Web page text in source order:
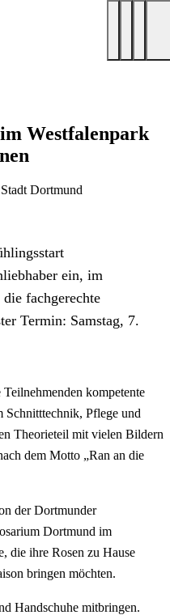
Westfalenpark
Dortmund
ein, im
fachgerechte
Termin: Samstag, 7.
kompetente
Schnitttechnik, Pflege und
Theorieteil mit vielen Bildern
dem Motto „Ran an die
der Dortmunder
Dortmund im
die ihre Rosen zu Hause
bringen möchten.
Handschuhe mitbringen.